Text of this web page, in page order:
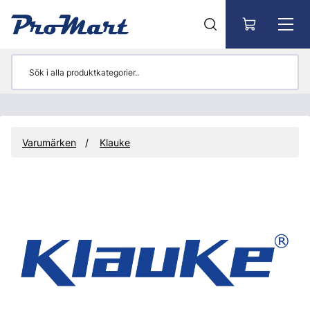
Varumärken Klauke